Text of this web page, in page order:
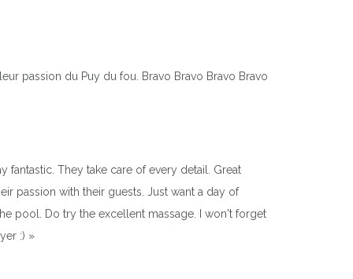
passion du Puy du fou. Bravo Bravo Bravo Bravo
fantastic. They take care of every detail. Great
passion with their guests. Just want a day of
pool. Do try the excellent massage. I won't forget
:) »